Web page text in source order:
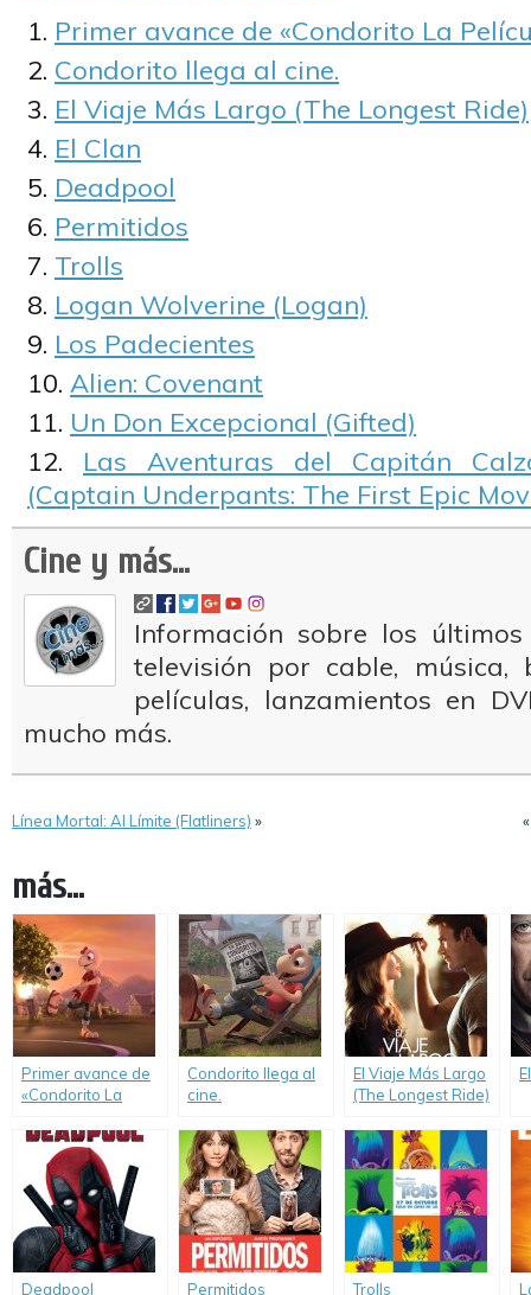
Primer avance de «Condorito La
Condorito llega al cine.
El Viaje Más Largo (The Longest Ride)
El Clan
Deadpool
Permitidos
Trolls
Logan Wolverine (Logan)
Los Padecientes
Alien: Covenant
Un Don Excepcional (Gifted)
Las Aventuras del Capitán
(Captain Underpants: The First Epic
Cine y más...
Información sobre los
televisión por cable, música,
películas, lanzamientos en
mucho más.
Línea Mortal: Al Límite (Flatliners) »
más...
Primer avance de
«Condorito La
Condorito llega al
cine.
El Viaje Más Largo
(The Longest Ride)
Deadpool Permitidos Trolls